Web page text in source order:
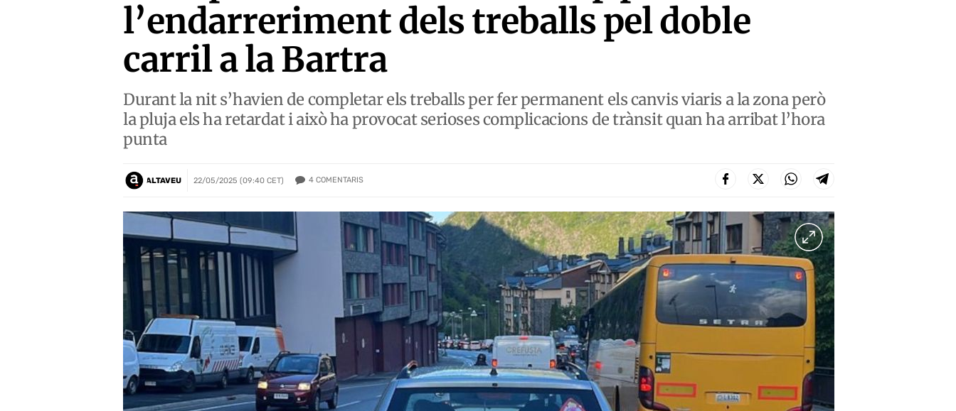
l’endarreriment dels treballs pel doble
carril a la Bartra
Durant la nit s’havien de completar els treballs per fer permanent els canvis viaris a la zona però
la pluja els ha retardat i això ha provocat serioses complicacions de trànsit quan ha arribat l’hora
punta
ALTAVEU 22/05/2025 (09:40 CET) 4 COMENTARIS